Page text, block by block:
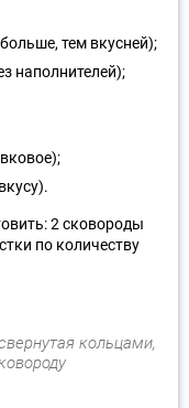
тем вкусней);
наполнителей);
2 сковороды
по количеству
кольцами,